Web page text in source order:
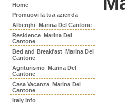
Home
Promuovi la tua azienda
Alberghi Marina Del Cantone
Residence Marina Del
Cantone
Bed and Breakfast Marina Del
Cantone
Agriturismo Marina Del
Cantone
Casa Vacanza Marina Del
Cantone
Italy Info